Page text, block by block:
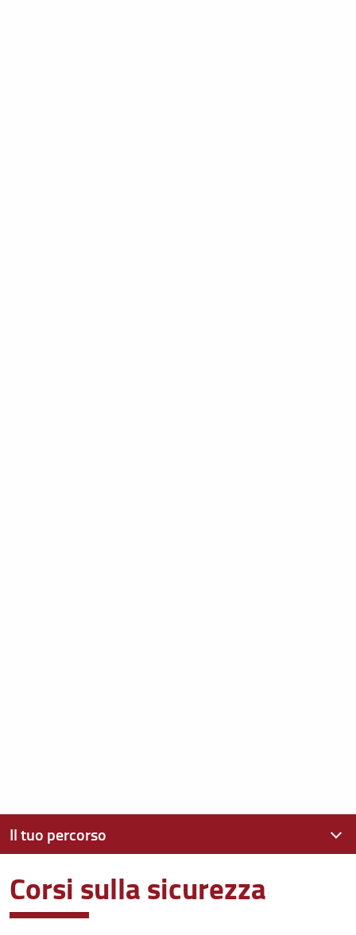
Corsi sulla sicurezza
Il tuo percorso
Guida dello studente
Calendario didattico